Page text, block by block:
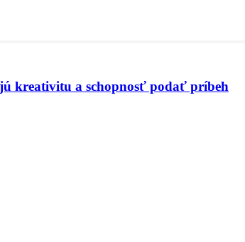
kreativitu a schopnosť podať príbeh